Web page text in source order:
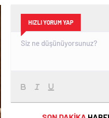
HIZLI YORUM YAP